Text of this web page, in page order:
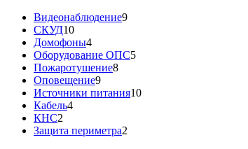
Видеонаблюдение9
СКУД10
Домофоны4
Оборудование ОПС5
Пожаротушение8
Оповещение9
Источники питания10
Кабель4
КНС2
Защита периметра2